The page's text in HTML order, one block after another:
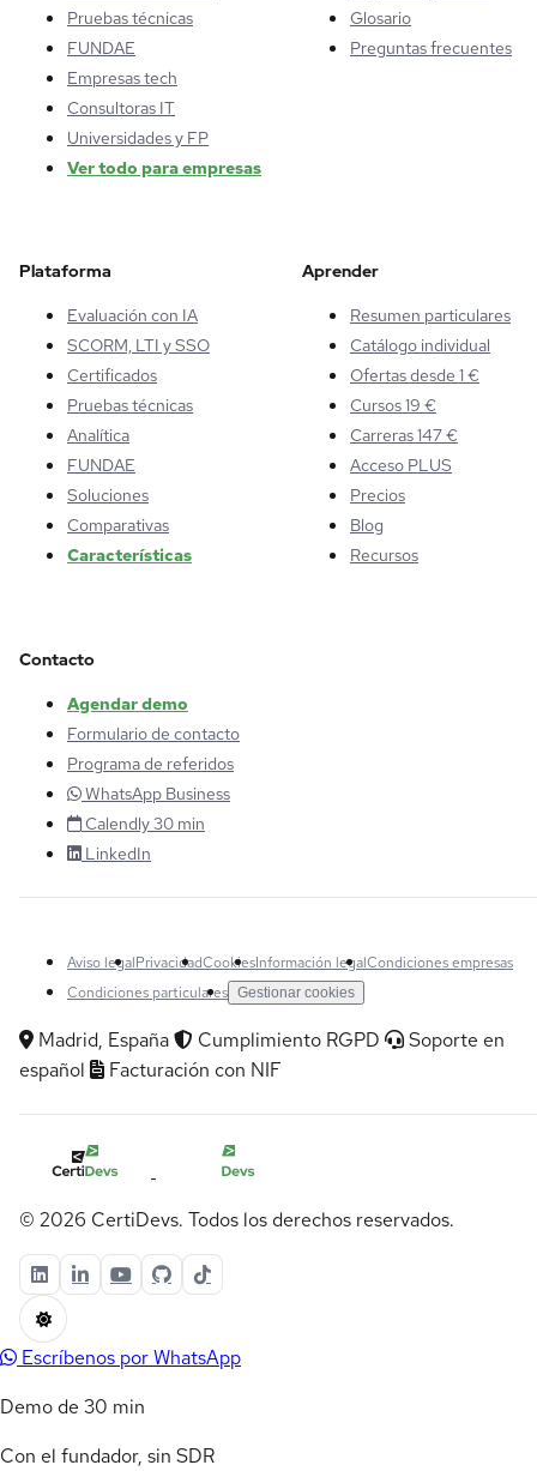
Pruebas técnicas
FUNDAE
Empresas tech
Consultoras IT
Universidades y FP
Ver todo para empresas
Glosario
Preguntas frecuentes
Plataforma
Evaluación con IA
SCORM, LTI y SSO
Certificados
Pruebas técnicas
Analítica
FUNDAE
Soluciones
Comparativas
Características
Aprender
Resumen particulares
Catálogo individual
Ofertas desde 1 €
Cursos 19 €
Carreras 147 €
Acceso PLUS
Precios
Blog
Recursos
Contacto
Agendar demo
Formulario de contacto
Programa de referidos
WhatsApp Business
Calendly 30 min
LinkedIn
Aviso legalPrivacidadCookiesInformación legalCondiciones empresas
Condiciones particulares Gestionar cookies
Madrid, España Cumplimiento RGPD
Soporte en
español
Facturación con NIF
© 2026 CertiDevs. Todos los derechos reservados.
Escríbenos por WhatsApp
Demo de 30 min
Con el fundador, sin SDR